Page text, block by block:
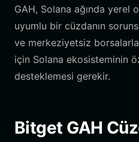
GAH, Solana ağında yerel
uyumlu bir cüzdanın
ve merkeziyetsiz
için Solana ekosisteminin
desteklemesi gerekir.
Bitget GAH